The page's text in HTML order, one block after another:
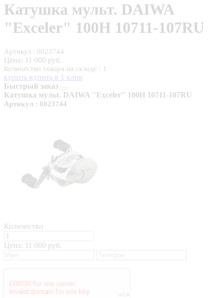
Катушка мульт. DAIWA
"Exceler" 100H 10711-107RU
Артикул : 0023744
Цена: 11 000 руб.
Количество товара на складе : 1
купить купить в 1 клик
Быстрый заказ
Катушка мульт. DAIWA "Exceler" 100H 10711-107RU
Артикул : 0023744
Количество
Цена: 11 000 руб.